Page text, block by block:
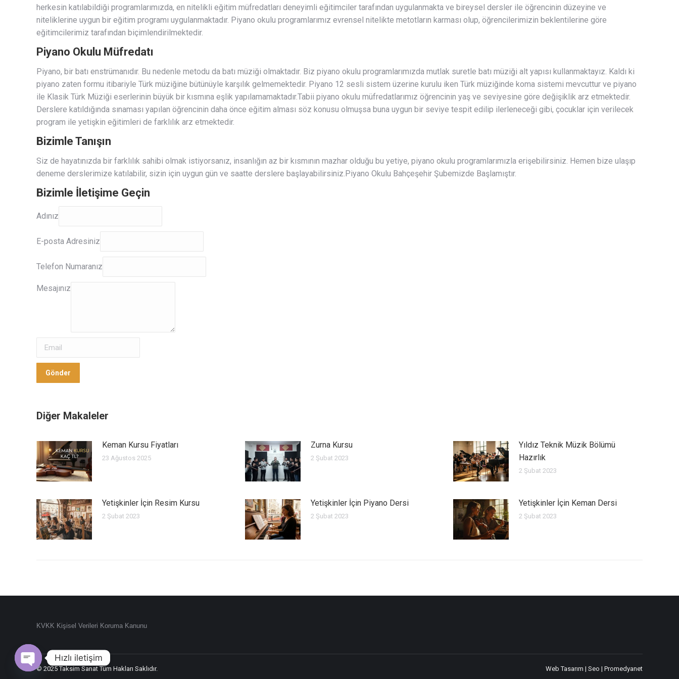
herkesin katılabildiği programlarımızda, en nitelikli eğitim müfredatları deneyimli eğitimciler tarafından uygulanmakta ve bireysel dersler ile öğrencinin düzeyine ve
niteliklerine uygun bir eğitim programı uygulanmaktadır. Piyano okulu programlarımız evrensel nitelikte metotların karması olup, öğrencilerimizin beklentilerine göre
eğitimcilerimiz tarafından biçimlendirilmektedir.
Piyano Okulu Müfredatı
Piyano, bir batı enstrümanıdır. Bu nedenle metodu da batı müziği olmaktadır. Biz piyano okulu programlarımızda mutlak suretle batı müziği alt yapısı kullanmaktayız. Kaldı ki
piyano zaten formu itibariyle Türk müziğine bütünüyle karşılık gelmemektedir. Piyano 12 sesli sistem üzerine kurulu iken Türk müziğinde koma sistemi mevcuttur ve piyano
ile Klasik Türk Müziği eserlerinin büyük bir kısmına eşlik yapılamamaktadır.Tabii piyano okulu müfredatlarımız öğrencinin yaş ve seviyesine göre değişiklik arz etmektedir.
Derslere katıldığında sınaması yapılan öğrencinin daha önce eğitim alması söz konusu olmuşsa buna uygun bir seviye tespit edilip ilerleneceği gibi, çocuklar için verilecek
program ile yetişkin eğitimleri de farklılık arz etmektedir.
Bizimle Tanışın
Siz de hayatınızda bir farklılık sahibi olmak istiyorsanız, insanlığın az bir kısmının mazhar olduğu bu yetiye, piyano okulu programlarımızla erişebilirsiniz. Hemen bize ulaşıp
deneme derslerimize katılabilir, sizin için uygun gün ve saatte derslere başlayabilirsiniz.Piyano Okulu Bahçeşehir Şubemizde Başlamıştır.
Bizimle İletişime Geçin
Adınız
E-posta Adresiniz
posta
Adresiniz
Telefon Numaranız
Mesajınız
Gönder
Gönder
Diğer Makaleler
Keman Kursu Fiyatları
23 Ağustos 2025
Zurna Kursu
2 Şubat 2023
Yıldız Teknik Müzik Bölümü
Hazırlık
2 Şubat 2023
Yetişkinler İçin Resim Kursu
2 Şubat 2023
Yetişkinler İçin Piyano Dersi
2 Şubat 2023
Yetişkinler İçin Keman Dersi
2 Şubat 2023
KVKK Kişisel Verileri Koruma Kanunu
© 2025 Taksim Sanat Tüm Hakları Saklıdır. Web Tasarım | Seo | Promedyanet
Hızlı iletişim